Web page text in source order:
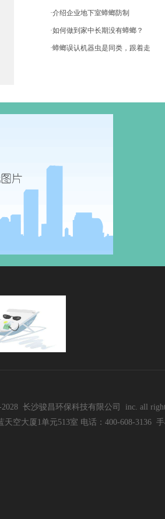
·介绍企业地下室蟑螂防制
·如何做到家中长期没有蟑螂？
·蟑螂误认机器虫是同类，跟着走
长沙骏昌环保科技有限公司 inc. all
空大厦1单元513室 电话：400-608-3136